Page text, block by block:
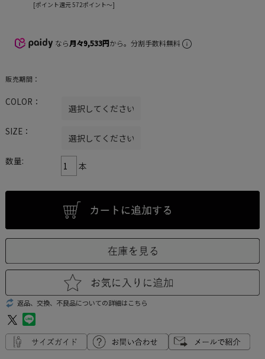
[ポイント還元 572ポイント〜]
なら月々9,533円から。分割手数料無料
販売期間：
COLOR：
SIZE：
数量: 本
返品、交換、不良品についての詳細はこちら